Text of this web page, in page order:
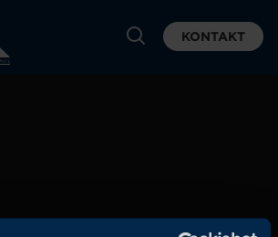
KONTAKT